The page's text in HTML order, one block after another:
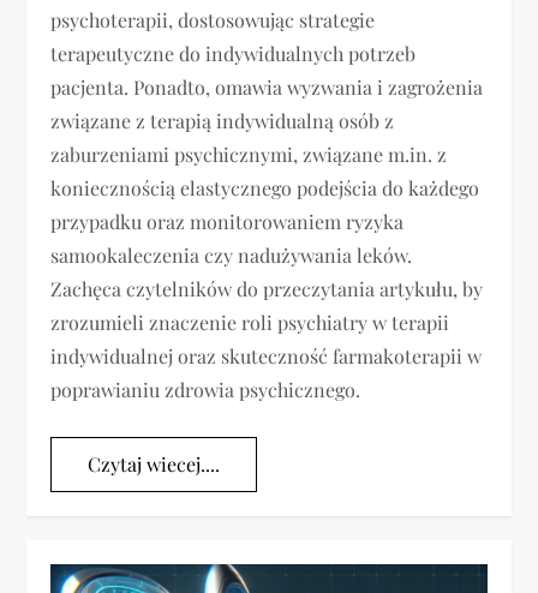
psychoterapii, dostosowując strategie
terapeutyczne do indywidualnych potrzeb
pacjenta. Ponadto, omawia wyzwania i zagrożenia
związane z terapią indywidualną osób z
zaburzeniami psychicznymi, związane m.in. z
koniecznością elastycznego podejścia do każdego
przypadku oraz monitorowaniem ryzyka
samookaleczenia czy nadużywania leków.
Zachęca czytelników do przeczytania artykułu, by
zrozumieli znaczenie roli psychiatry w terapii
indywidualnej oraz skuteczność farmakoterapii w
poprawianiu zdrowia psychicznego.
Czytaj wiecej....